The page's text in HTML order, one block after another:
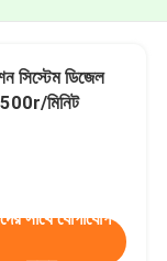
সিস্টেম ডিজেল
মিনিট
সাথে যোগাযোগ